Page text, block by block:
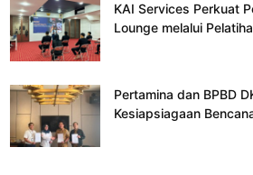
KAI Services Perkuat
Lounge melalui
Pertamina dan BPBD
Kesiapsiagaan